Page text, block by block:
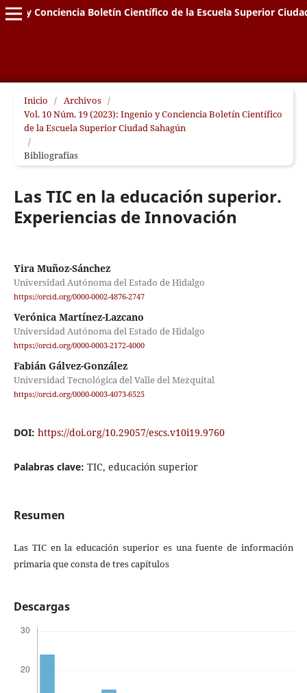
y Conciencia Boletín Científico de la Escuela Superior
Inicio / Archivos /
Vol. 10 Núm. 19 (2023): Ingenio y Conciencia Boletín Científico
de la Escuela Superior Ciudad Sahagún
/
Bibliografías
Las TIC en la educación superior.
Experiencias de Innovación
Yira Muñoz-Sánchez
Universidad Autónoma del Estado de Hidalgo
https://orcid.org/0000-0002-4876-2747
Verónica Martínez-Lazcano
Universidad Autónoma del Estado de Hidalgo
https://orcid.org/0000-0003-2172-4000
Fabián Gálvez-González
Universidad Tecnológica del Valle del Mezquital
https://orcid.org/0000-0003-4073-6525
DOI: https://doi.org/10.29057/escs.v10i19.9760
Palabras clave: TIC, educación superior
Resumen
Las TIC en la educación superior es una fuente de información
primaria que consta de tres capítulos
Descargas